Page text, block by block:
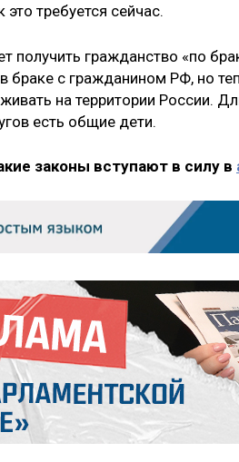
это требуется сейчас.
получить гражданство «по
браке с гражданином РФ, но
на территории России.
есть общие дети.
законы вступают в силу в